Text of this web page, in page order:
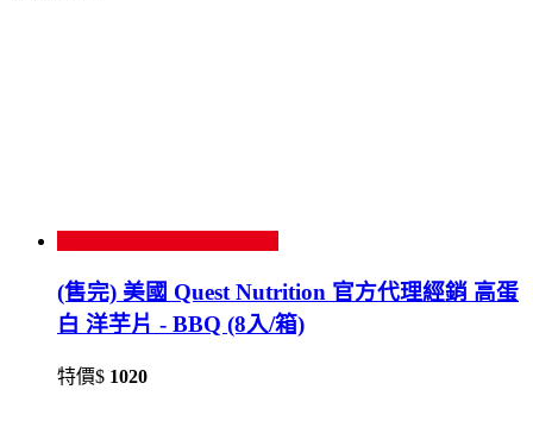
(售完) 美國 Quest Nutrition 官方代理經銷 高蛋
白 洋芋片 - BBQ (8入/箱)
特價$ 1020